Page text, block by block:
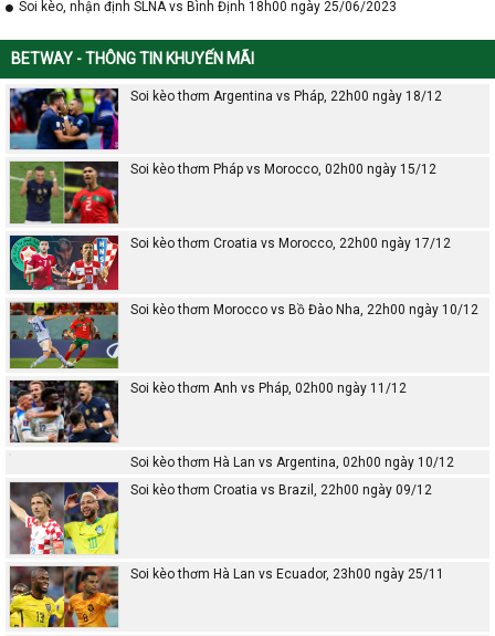
Soi kèo, nhận định SLNA vs Bình Định 18h00 ngày 25/06/2023
BETWAY - THÔNG TIN KHUYẾN MÃI
Soi kèo thơm Argentina vs Pháp, 22h00 ngày 18/12
Soi kèo thơm Pháp vs Morocco, 02h00 ngày 15/12
Soi kèo thơm Croatia vs Morocco, 22h00 ngày 17/12
Soi kèo thơm Morocco vs Bồ Đào Nha, 22h00 ngày 10/12
Soi kèo thơm Anh vs Pháp, 02h00 ngày 11/12
Soi kèo thơm Hà Lan vs Argentina, 02h00 ngày 10/12
Soi kèo thơm Croatia vs Brazil, 22h00 ngày 09/12
Soi kèo thơm Hà Lan vs Ecuador, 23h00 ngày 25/11